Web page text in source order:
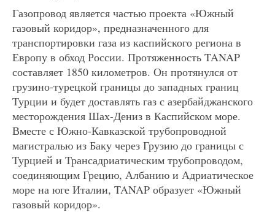
Газопровод является частью проекта «Южный
газовый коридор», предназначенного для
транспортировки газа из каспийского региона в
Европу в обход России. Протяженность TANAP
составляет 1850 километров. Он протянулся от
грузино-турецкой границы до западных границ
Турции и будет доставлять газ с азербайджанского
месторождения Шах-Дениз в Каспийском море.
Вместе с Южно-Кавказской трубопроводной
магистралью из Баку через Грузию до границы с
Турцией и Трансадриатическим трубопроводом,
соединяющим Грецию, Албанию и Адриатическое
море на юге Италии, TANAP образует «Южный
газовый коридор».